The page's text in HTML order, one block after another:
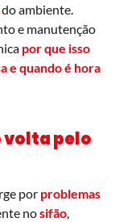
do ambiente.
e manutenção
por que isso
e quando é hora
volta pelo
por problemas
nosifão,